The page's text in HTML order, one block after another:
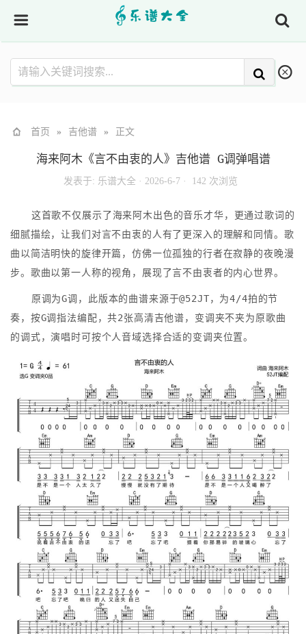
首页 » 吉他谱 » 正文
海来阿木《言不由衷的人》吉他谱 G调弹唱谱
发表于: 乐谱大全· 2026-6-7 · 142 次浏览
这首歌不仅展示了海来阿木出色的音乐才华，更通过歌词的
细腻描绘，让我们对言不由衷的人有了更深入的理解和同情。歌
曲以简洁明快的旋律开篇，仿佛一位孤独的行者在寂静的夜晚漫
步。歌曲以第一人称的视角，展现了言不由衷者的内心世界。
原调为G调，此版本的曲谱来源于@52JT，为4/4拍的节
奏，按G调指法编配，共2张高清吉他谱，变调夹不夹为原歌曲
的调式，演唱时可按个人音域选择合适的变调夹位置。